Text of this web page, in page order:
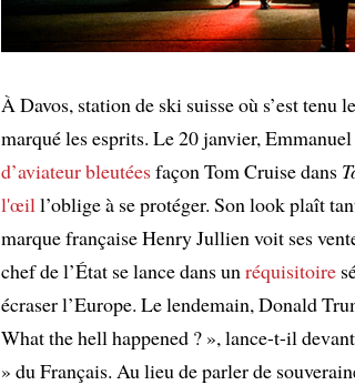
À Davos, station de ski suisse où s’est
marqué les esprits. Le 20 janvier,
d’aviateur bleutéesfaçon Tom Cruise dans
l'œil l’oblige à se protéger. Son look plaît
marque française Henry Jullien voit ses
chef de l’État se lance dans un réquisitoire
écraser l’Europe. Le lendemain, Donald
What the hell happened ? », lance-t-il
» du Français. Au lieu de parler de